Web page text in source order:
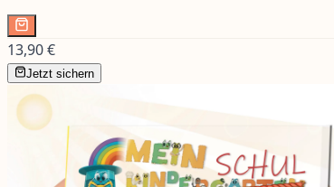
13,90 €
Jetzt sichern